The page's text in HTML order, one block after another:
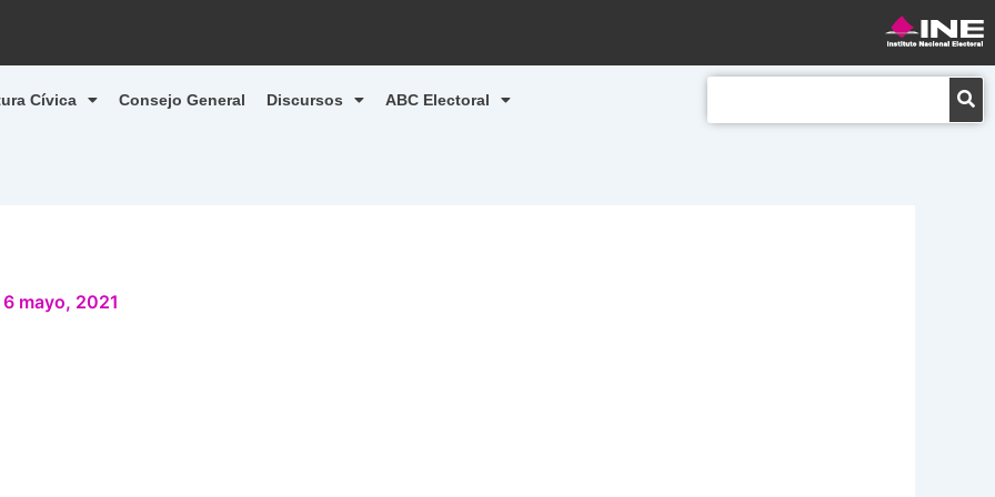
Cívica Consejo General Discursos ABC Electoral
6 mayo, 2021